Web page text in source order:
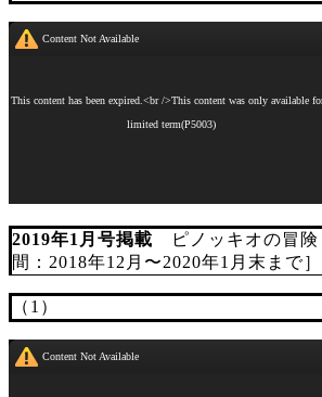
2019年1月号掲載 ピノッキオの冒
間：2018年12月〜2020年1月末まで］
（1）